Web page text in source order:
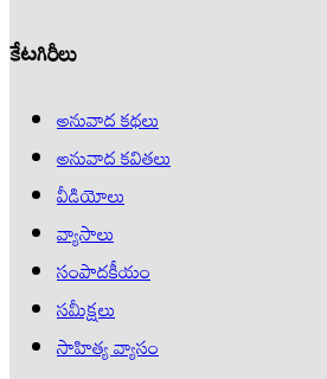
కేటగిరీలు
అనువాద కథలు
అనువాద కవితలు
వీడియోలు
వ్యాసాలు
సంపాదకీయం
సమీక్షలు
సాహిత్య వ్యాసం